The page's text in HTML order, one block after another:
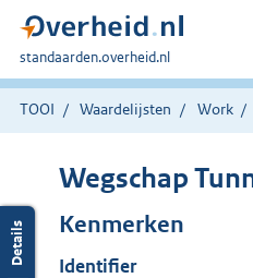
U
bent
hier:
standaarden.overheid.nl
TOOI Waardelijsten Work
Wegschap
Kenmerken
Identifier